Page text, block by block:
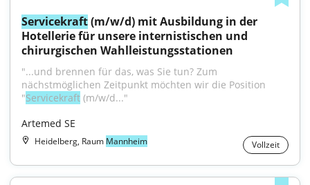
Servicekraft (m/w/d) mit Ausbildung in der
Hotellerie für unsere internistischen und
chirurgischen Wahlleistungsstationen
"...und brennen für das, was Sie tun? Zum
nächstmöglichen Zeitpunkt möchten wir die Position
"Servicekraft (m/w/d..."
Artemed SE
Heidelberg, Raum Mannheim Vollzeit